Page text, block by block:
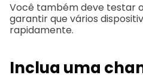
Você também deve testar
garantir que vários
rapidamente.
Inclua uma